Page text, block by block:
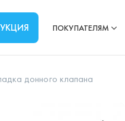
ПОКУПАТЕЛЯМ
донного клапана